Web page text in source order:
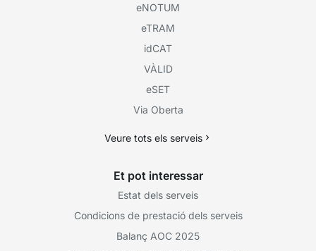
eNOTUM
eTRAM
idCAT
VÀLID
eSET
Via Oberta
Veure tots els serveis
Et pot interessar
Estat dels serveis
Condicions de prestació dels serveis
Balanç AOC 2025